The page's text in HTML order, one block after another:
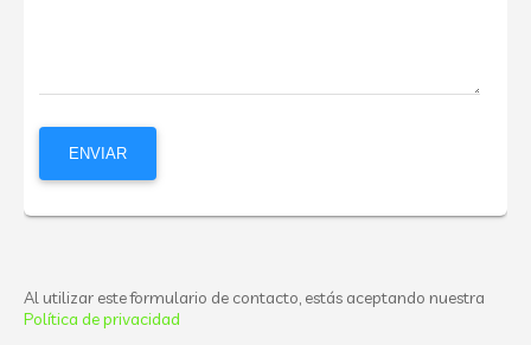
Al utilizar este formulario de contacto, estás aceptando nuestra
Política de privacidad